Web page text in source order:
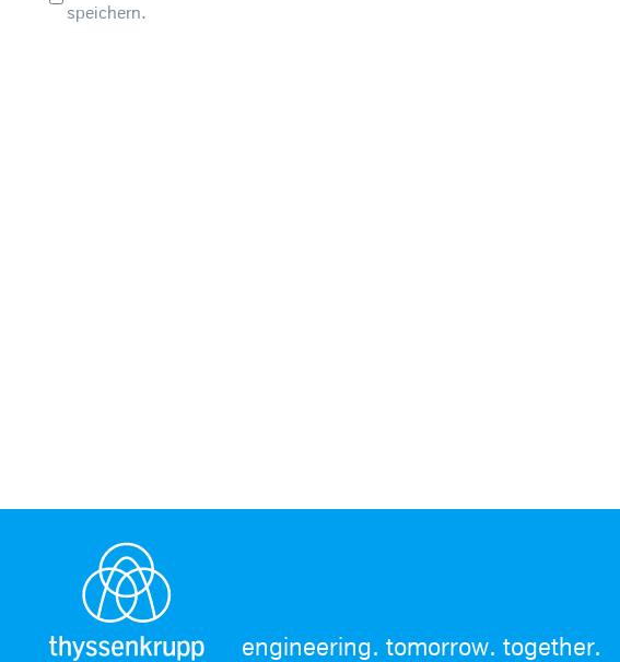
speichern.
engineering. tomorrow. together.